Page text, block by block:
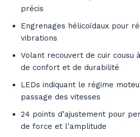
précis
Engrenages hélicoïdaux pour
vibrations
Volant recouvert de cuir cousu
de confort et de durabilité
LEDs indiquant le régime
passage des vitesses
24 points d’ajustement pour
de force et l’amplitude